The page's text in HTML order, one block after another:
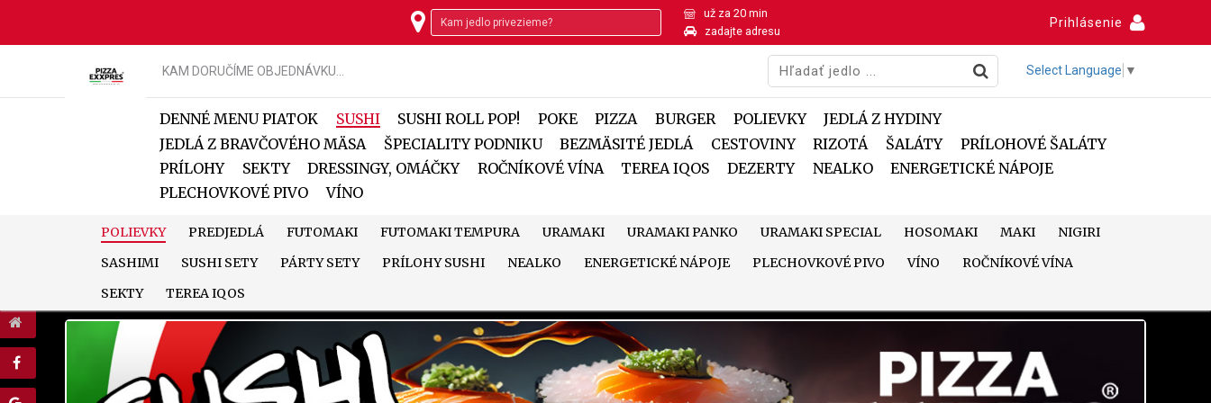
už za 20 min
zadajte adresu
Prihlásenie
KAM DORUČÍME OBJEDNÁVKU... Select Language ▼
DENNÉ MENU PIATOK SUSHI SUSHI ROLL POP! POKE PIZZA BURGER POLIEVKY
JEDLÁ Z HYDINY
JEDLÁ Z BRAVČOVÉHO MÄSA
ŠPECIALITY PODNIKU BEZMÄSITÉ JEDLÁ CESTOVINY RIZOTÁ ŠALÁTY
PRÍLOHOVÉ ŠALÁTY
PRÍLOHY
SEKTY DRESSINGY, OMÁČKY ROČNÍKOVÉ VÍNA TEREA IQOS DEZERTY NEALKO
ENERGETICKÉ NÁPOJE
PLECHOVKOVÉ PIVO
VÍNO
POLIEVKY PREDJEDLÁ FUTOMAKI FUTOMAKI TEMPURA URAMAKI URAMAKI PANKO URAMAKI SPECIAL HOSOMAKI MAKI
NIGIRI
SASHIMI
SUSHI SETY PÁRTY SETY PRÍLOHY SUSHI NEALKO ENERGETICKÉ NÁPOJE PLECHOVKOVÉ PIVO VÍNO
ROČNÍKOVÉ VÍNA
SEKTY
TEREA IQOS